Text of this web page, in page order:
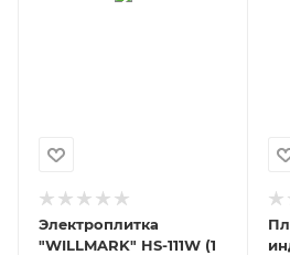
Электроплитка
"WILLMARK" HS-111W (1